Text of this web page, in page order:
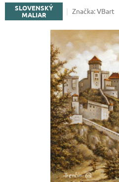
SLOVENSKÝ
MALIAR
Značka:VBart